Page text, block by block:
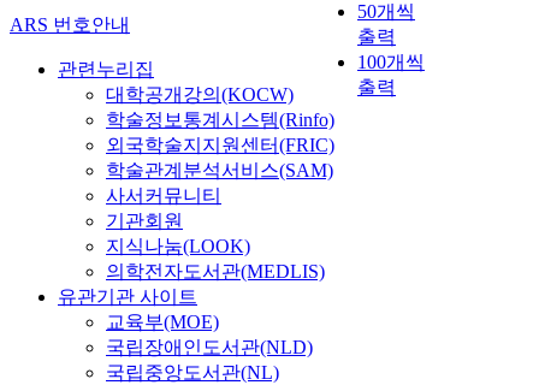
50개씩
출력
100개씩
출력
ARS 번호안내
관련누리집
대학공개강의(KOCW)
학술정보통계시스템(Rinfo)
외국학술지지원센터(FRIC)
학술관계분석서비스(SAM)
사서커뮤니티
기관회원
지식나눔(LOOK)
의학전자도서관(MEDLIS)
유관기관 사이트
교육부(MOE)
국립장애인도서관(NLD)
국립중앙도서관(NL)